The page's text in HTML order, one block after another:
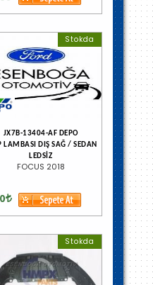
Stokda
JX7B-13404-AF DEPO
LAMBASI DIŞ SAĞ / SEDAN
LEDSİZ
FOCUS 2018
0
Stokda